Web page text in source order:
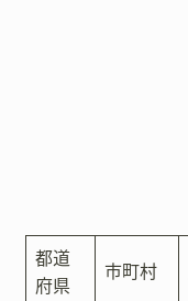
都道
府県
市町村